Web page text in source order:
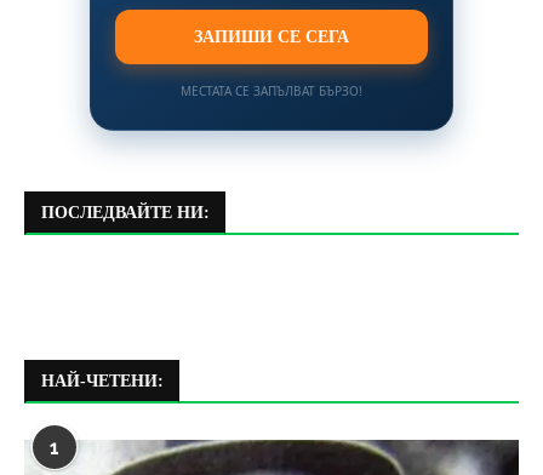
ЗАПИШИ СЕ СЕГА
МЕСТАТА СЕ ЗАПЪЛВАТ БЪРЗО!
ПОСЛЕДВАЙТЕ НИ:
НАЙ-ЧЕТЕНИ:
1